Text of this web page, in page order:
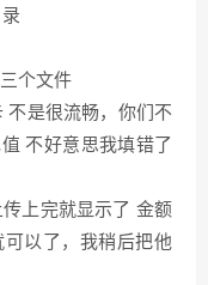
个文件
不是很流畅，你们不
不好意思我填错了
上完就显示了 金额
以了，我稍后把他